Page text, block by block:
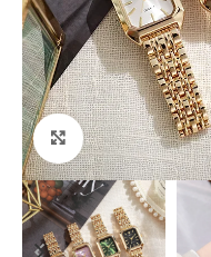
Click to enlarge